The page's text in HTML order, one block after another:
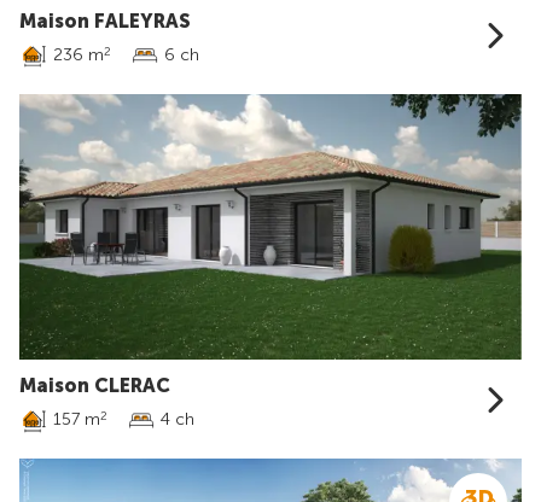
Maison FALEYRAS
236 m2 6 ch
Maison CLERAC
157 m2 4 ch